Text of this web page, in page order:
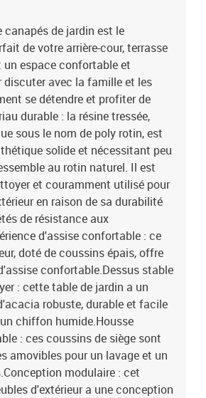
de housses amovibles pour un lavage
modulaire : cet ensemble de
conception modulaire, ce qui le rend
facile à déplacer, afin que vous puissiez
meubles d'extérieur personnalisé. Bon à
d'extérieur restent beaux, nous vous
avec une housse
charge maximale (par siège) : 110
réglables en plastiqueAssemblage
:Couleur : beigeMatériau : résine tressée,
: 62 x 62 x 69 cm (l x P x
55 x 55 cm (l x P)Hauteur du siège à partir
:Couleur : beigeMatériau : résine
poudreDimensions : 55 x 62 x 69 cm (l x P x
55 x 55 cm (l x P)Hauteur du siège à partir
: beige et marronMatériau : résine
poudre, bois d'acacia massif avec finition à
55 x 37 cm (L x l x H)Coussin :Couleur :
la couverture : tissu (100 %
du coussin de siège :
du coussin de dossier : fibre de
de siège : 55 x 55 x 3 cm (l x P x
de dossier : 55 x 45 x 13 cm (L x l x é)La
de jardin2 x canapé d'angle10 x
de dossier12 x coussin de siège avec
canapés de jardin est le
de votre arrière-cour, terrasse
espace confortable et
avec la famille et les
se détendre et profiter de
durable : la résine tressée,
sous le nom de poly rotin, est
solide et nécessitant peu
au rotin naturel. Il est
et couramment utilisé pour
en raison de sa durabilité
de résistance aux
d'assise confortable : ce
doté de coussins épais, offre
confortable.Dessus stable
: cette table de jardin a un
robuste, durable et facile
chiffon humide.Housse
: ces coussins de siège sont
amovibles pour un lavage et un
modulaire : cet
d'extérieur a une conception